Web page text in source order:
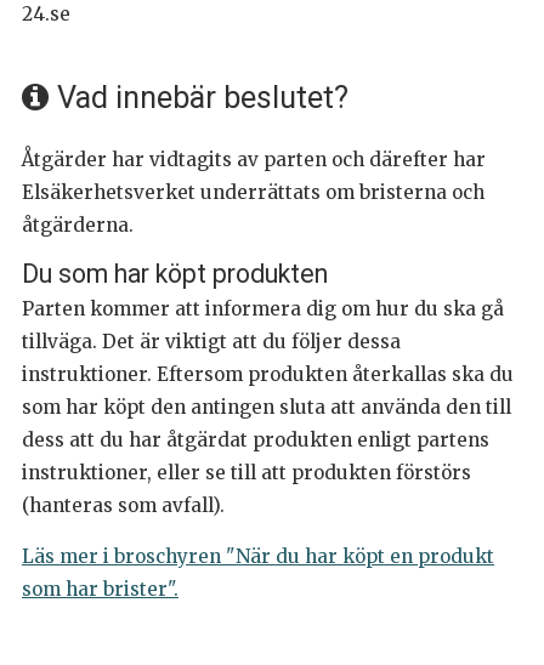
24.se
Vad innebär beslutet?
Åtgärder har vidtagits av parten och därefter har
Elsäkerhetsverket underrättats om bristerna och
åtgärderna.
Du som har köpt produkten
Parten kommer att informera dig om hur du ska gå
tillväga. Det är viktigt att du följer dessa
instruktioner. Eftersom produkten återkallas ska du
som har köpt den antingen sluta att använda den till
dess att du har åtgärdat produkten enligt partens
instruktioner, eller se till att produkten förstörs
(hanteras som avfall).
Läs mer i broschyren "När du har köpt en produkt
som har brister".